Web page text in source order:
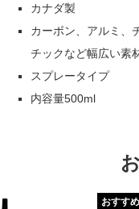
カナダ製
カーボン、アルミ、
チックなど幅広い素
スプレータイプ
内容量500ml
おすすめ